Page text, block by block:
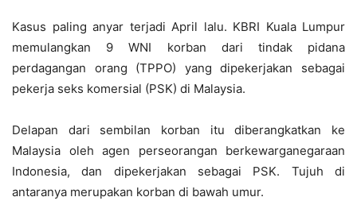
Kasus paling anyar terjadi April lalu. KBRI Kuala Lumpur
memulangkan 9 WNI korban dari tindak pidana
perdagangan orang (TPPO) yang dipekerjakan sebagai
pekerja seks komersial (PSK) di Malaysia.
Delapan dari sembilan korban itu diberangkatkan ke
Malaysia oleh agen perseorangan berkewarganegaraan
Indonesia, dan dipekerjakan sebagai PSK. Tujuh di
antaranya merupakan korban di bawah umur.